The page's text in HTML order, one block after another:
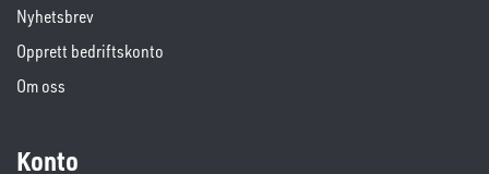
Nyhetsbrev
Opprett bedriftskonto
Om oss
Konto